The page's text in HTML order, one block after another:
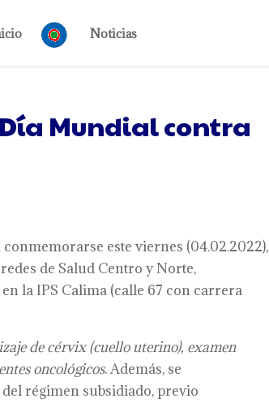
Noticias
Mundial contra
conmemorarse este viernes (04.02.2022),
de Salud Centro y Norte,
la IPS Calima (calle 67 con carrera
de cérvix (cuello uterino), examen
oncológicos. Además, se
régimen subsidiado, previo